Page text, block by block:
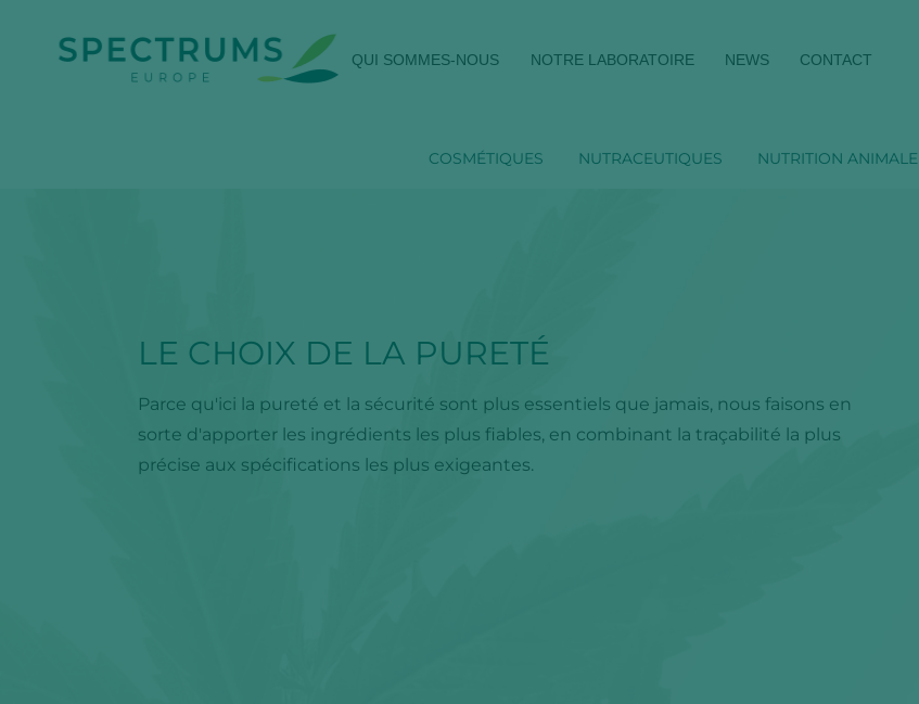
QUI SOMMES-NOUS NOTRE LABORATOIRE NEWS CONTACT
COSMÉTIQUES NUTRACEUTIQUES NUTRITION ANIMALE
LE CHOIX DE LA PURETÉ
Parce qu'ici la pureté et la sécurité sont plus essentiels que jamais, nous faisons en
sorte d'apporter les ingrédients les plus fiables, en combinant la traçabilité la plus
précise aux spécifications les plus exigeantes.